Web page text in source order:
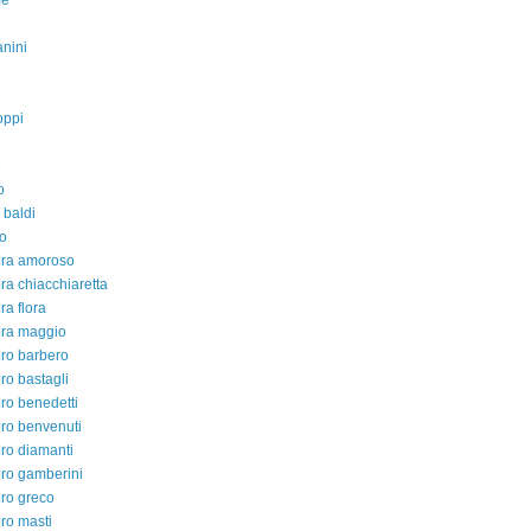
baldi
amoroso
chiacchiaretta
flora
maggio
barbero
bastagli
benedetti
benvenuti
diamanti
gamberini
greco
masti